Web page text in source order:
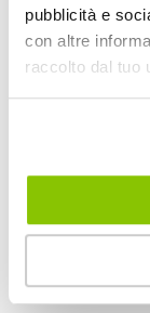
pubblicità e
con altre
raccolto dal tuo
14,65 €